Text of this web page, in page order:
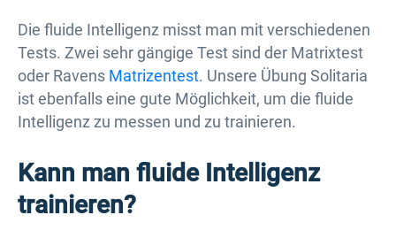
Die fluide Intelligenz misst man mit verschiedenen
Tests. Zwei sehr gängige Test sind der Matrixtest
oder Ravens Matrizentest. Unsere Übung Solitaria
ist ebenfalls eine gute Möglichkeit, um die fluide
Intelligenz zu messen und zu trainieren.
Kann man fluide Intelligenz
trainieren?